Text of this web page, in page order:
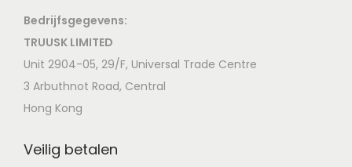
Bedrijfsgegevens:
TRUUSK LIMITED
Unit 2904-05, 29/F, Universal Trade Centre
3 Arbuthnot Road, Central
Hong Kong
Veilig betalen